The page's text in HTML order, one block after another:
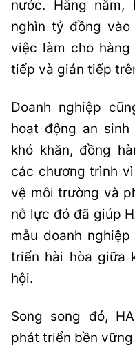
nước. Hằng năm,
nghìn tỷ đồng
việc làm cho
tiếp và gián tiếp
Doanh nghiệp
hoạt động an
khó khăn, đồng
các chương trình
vệ môi trường và
nỗ lực đó đã giúp
mẫu doanh
triển hài hòa giữa
hội.
Song song đó,
phát triển bền